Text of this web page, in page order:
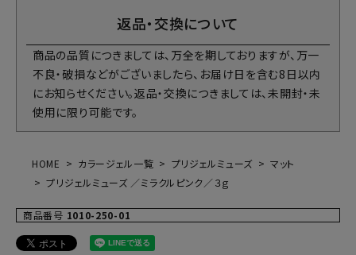
返品・交換について
商品の品質につきましては、万全を期しておりますが、万一
不良・破損などがございましたら、お届け日を含む8日以内
にお知らせください。返品・交換につきましては、未開封・未
使用に限り可能です。
HOME カラージェル一覧 プリジェルミューズ
マット
プリジェルミューズ ／ミラクルピンク／３ｇ
商品番号 1010-250-01